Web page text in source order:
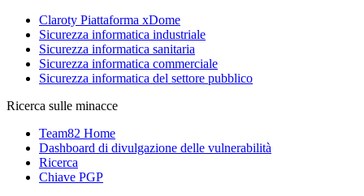
Claroty Piattaforma xDome
Sicurezza informatica industriale
Sicurezza informatica sanitaria
Sicurezza informatica commerciale
Sicurezza informatica del settore pubblico
Ricerca sulle minacce
Team82 Home
Dashboard di divulgazione delle vulnerabilità
Ricerca
Chiave PGP